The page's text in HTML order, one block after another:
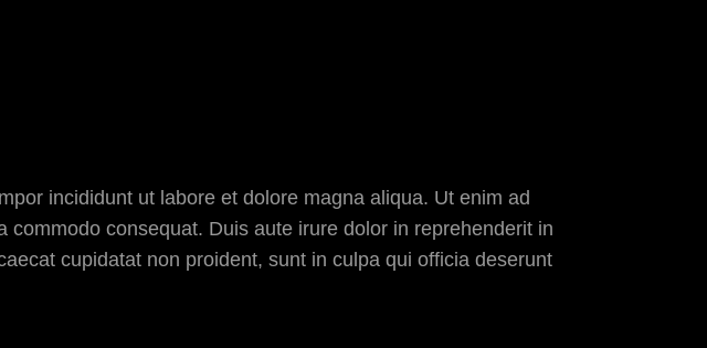
incididunt ut labore et dolore magna aliqua. Ut enim ad
consequat. Duis aute irure dolor in reprehenderit in
cupidatat non proident, sunt in culpa qui officia deserunt